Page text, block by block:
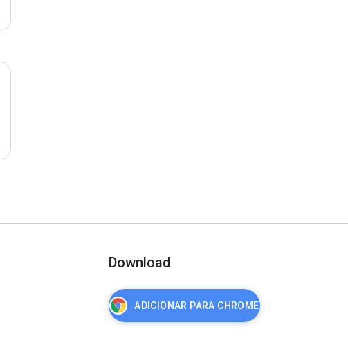
Download
ADICIONAR PARA CHROME